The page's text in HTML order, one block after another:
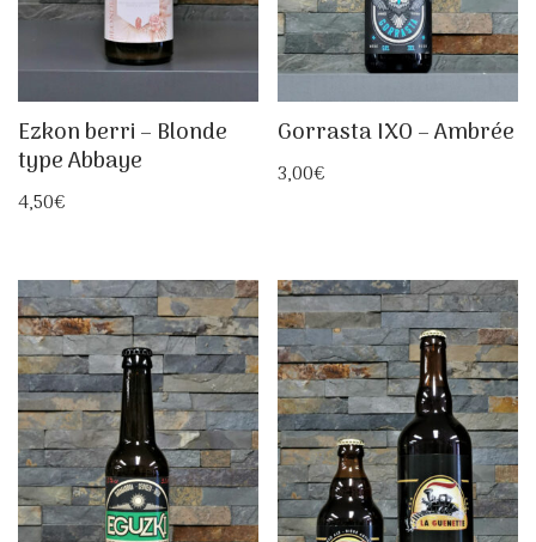
Ezkon berri – Blonde
type Abbaye
4,50€
Gorrasta IXO – Ambrée
3,00€